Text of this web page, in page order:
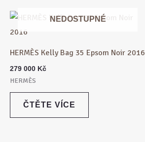
NEDOSTUPNÉ
HERMÈS Kelly Bag 35 Epsom Noir 2016
279 000 Kč
HERMÈS
ČTĚTE VÍCE